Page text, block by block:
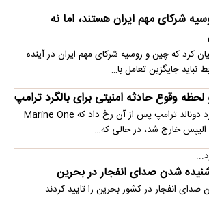
شرکای مهم ایران هستند، اما نه
کرد که چین و روسیه شرکای مهم ایران در آینده
نباید جایگزین تعامل با…
وقوع حادثه امنیتی برای بالگرد ترامپ
حادثه امنیتی برای بالگرد دونالد ترامپ پس از آن رخ داد که Marine One
شنیده شدن صدای انفجار در بحرین
انفجار در کشور بحرین را تایید کردند.